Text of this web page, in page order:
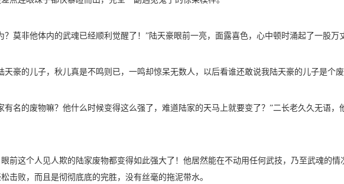
？莫非他体内的武魂已经顺利觉醒了！”陆天豪眼前一亮，面露喜色，心中顿时涌起了一股万
天豪的儿子，秋儿真是不鸣则已，一鸣却惊呆无数人，以后看谁还敢说我陆天豪的儿子是个
有名的废物嘛？他什么时候变得这么强了，难道陆家的天马上就要变了？”二长老久久无语，
前这个人见人欺的陆家废物都变得如此强大了！他居然能在不动用任何武技，乃至武魂的
击败，而且是彻彻底底的完胜，没有丝毫的拖泥带水。